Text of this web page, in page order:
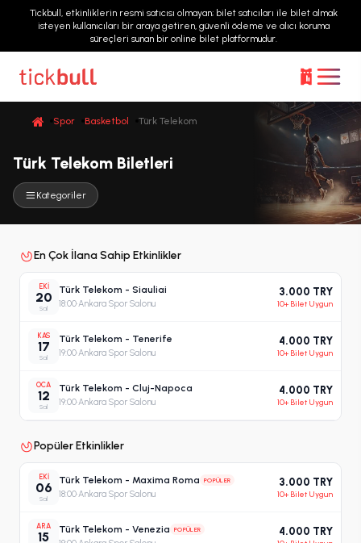
Tickbull, etkinliklerin resmi satıcısı olmayan; bilet satıcıları ile bilet almak
isteyen kullanıcıları bir araya getiren, güvenli ödeme ve alıcı koruma
süreçleri sunan bir online bilet platformudur.
Spor Basketbol Türk Telekom
Türk Telekom Biletleri
Kategoriler
En Çok İlana Sahip Etkinlikler
EKI
20
Sal
Türk Telekom - Siauliai
18:00·Ankara Spor Salonu
3.000 TRY
10+ Bilet Uygun
KAS
17
Sal
Türk Telekom - Tenerife
19:00·Ankara Spor Salonu
4.000 TRY
10+ Bilet Uygun
OCA
12
Sal
Türk Telekom - Cluj-Napoca
19:00·Ankara Spor Salonu
4.000 TRY
10+ Bilet Uygun
Popüler Etkinlikler
EKI
06
Sal
Türk Telekom - Maxima Roma POPÜLER
18:00·Ankara Spor Salonu
3.000 TRY
10+ Bilet Uygun
ARA
15
Türk Telekom - Venezia POPÜLER 4.000 TRY